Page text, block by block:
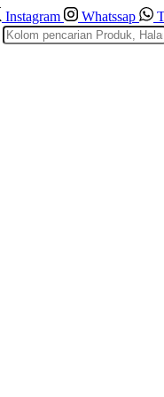
Instagram Whatssap